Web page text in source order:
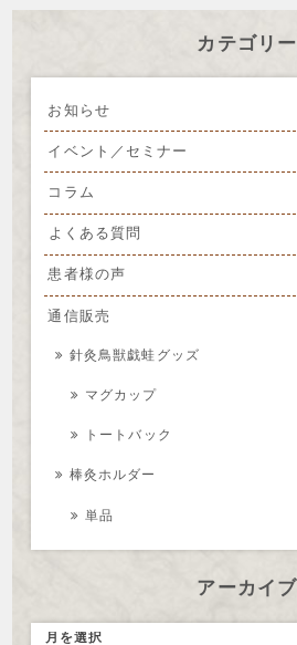
カテゴリー
お知らせ
イベント／セミナー
コラム
よくある質問
患者様の声
通信販売
針灸鳥獣戯蛙グッズ
マグカップ
トートバック
棒灸ホルダー
単品
アーカイブ
月を選択